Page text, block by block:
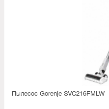
Пылесос Gorenje SVC216FMLW